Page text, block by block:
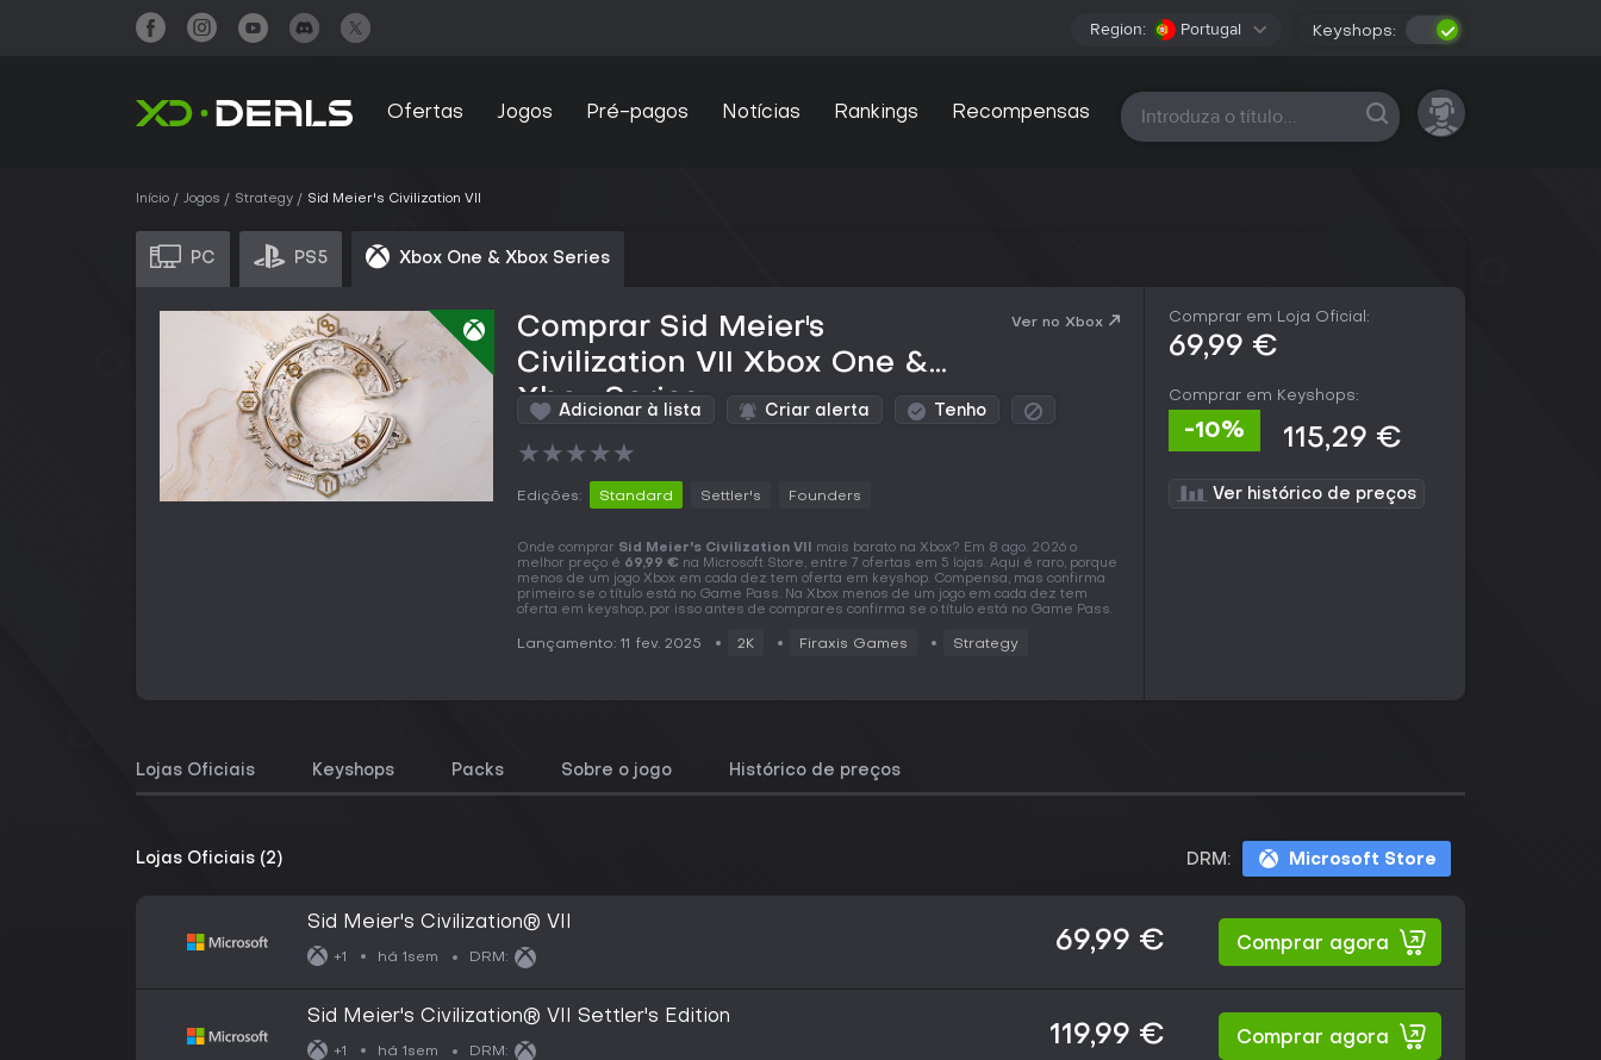
Region: Portugal Keyshops:
Ofertas Jogos Pré-pagos Notícias Rankings Recompensas Todas as plataformas
Início Jogos Strategy Sid Meier's Civilization VII
PC PS5 Xbox One & Xbox Series
Comprar Sid Meier's
Civilization VII Xbox One &
Xbox Series
Ver no Xbox
Adicionar à lista Criar alerta Tenho
★★★★★
Edições: Standard Settler's Founders
Onde comprar Sid Meier's Civilization VII
mais barato na Xbox? Em 8 ago. 2026 o
melhor preço é 69,99 € na Microsoft Store, entre 7 ofertas em 5 lojas. Aqui é raro, porque
menos de um jogo Xbox em cada dez tem oferta em keyshop. Compensa, mas confirma
primeiro se o título está no Game Pass. Na Xbox menos de um jogo em cada dez tem
oferta em keyshop, por isso antes de comprares confirma se o título está no Game Pass.
Lançamento: 11 fev. 2025 2K Firaxis Games Strategy
Comprar em Loja Oficial:
69,99 €
Comprar em Keyshops:
-10% 115,29 €
Ver histórico de preços
Lojas Oficiais Keyshops Packs Sobre o jogo Histórico de preços
Lojas Oficiais (2) DRM: Microsoft Store
Sid Meier's Civilization® VII
+1 há 1sem DRM:
69,99 € Comprar agora
Sid Meier's Civilization® VII Settler's Edition
+1 há 1sem DRM:
119,99 € Comprar agora